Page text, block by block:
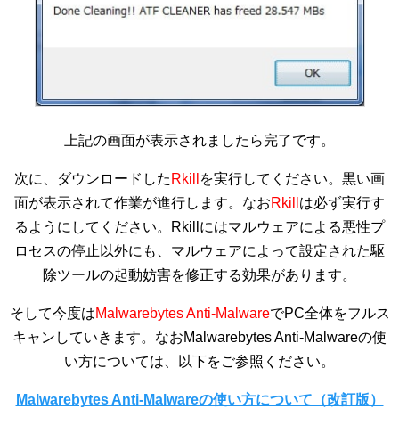
上記の画面が表示されましたら完了です。
次に、ダウンロードした Rkill
を実行してください。黒い画
面が表示されて作業が進行します。なおRkill は必ず実行す
るようにしてください。Rkillにはマルウェアによる悪性プ
ロセスの停止以外にも、マルウェアによって設定された駆
除ツールの起動妨害を修正する効果があります。
そして今度はMalwarebytes Anti-MalwareでPC全体をフルス
キャンしていきます。なおMalwarebytes Anti-Malwareの使
い方については、以下をご参照ください。
Malwarebytes Anti-Malwareの使い方について（改訂版）